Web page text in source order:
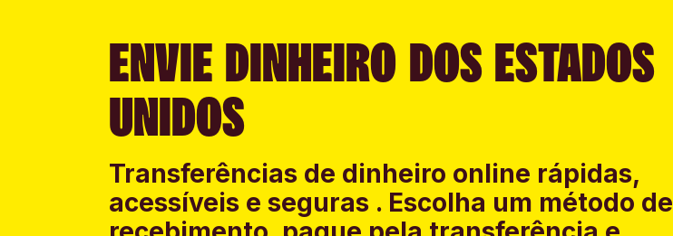
ENVIE DINHEIRO DOS ESTADOS
UNIDOS
Transferências de dinheiro online rápidas,
acessíveis e seguras . Escolha um método de